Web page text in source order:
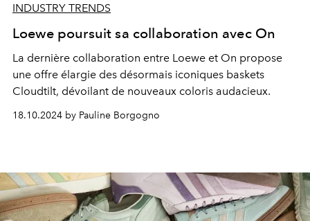
INDUSTRY TRENDS
Loewe poursuit sa collaboration avec On
La dernière collaboration entre Loewe et On propose
une offre élargie des désormais iconiques baskets
Cloudtilt, dévoilant de nouveaux coloris audacieux.
18.10.2024 by Pauline Borgogno